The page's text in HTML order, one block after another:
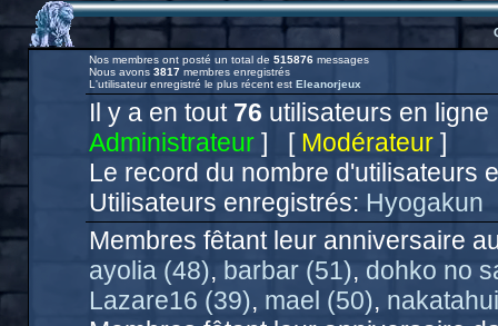
Nos membres ont posté un total de 515876messages
Nous avons 3817membres enregistrés
L'utilisateur enregistré le plus récent est Eleanorjeux
Il y a en tout 76 utilisateurs en
Administrateur] [ Modérateur]
Le record du nombre d'utilisateurs
Utilisateurs enregistrés: Hyogakun
Membres fêtant leur anniversaire
ayolia (48), barbar (51), dohko no
Lazare16 (39), mael (50),